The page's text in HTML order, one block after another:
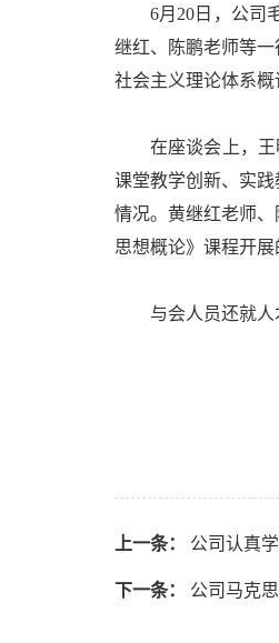
6月20日，公司
继红、陈鹏老师等
社会主义理论体系概
在座谈会上，
课堂教学创新、实
情况。黄继红老师
思想概论》课程开展
与会人员还就人
上一条： 公司认真
下一条： 公司马克